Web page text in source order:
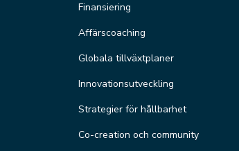
Finansiering
Affärscoaching
Globala tillväxtplaner
Innovationsutveckling
Strategier för hållbarhet
Co-creation och community